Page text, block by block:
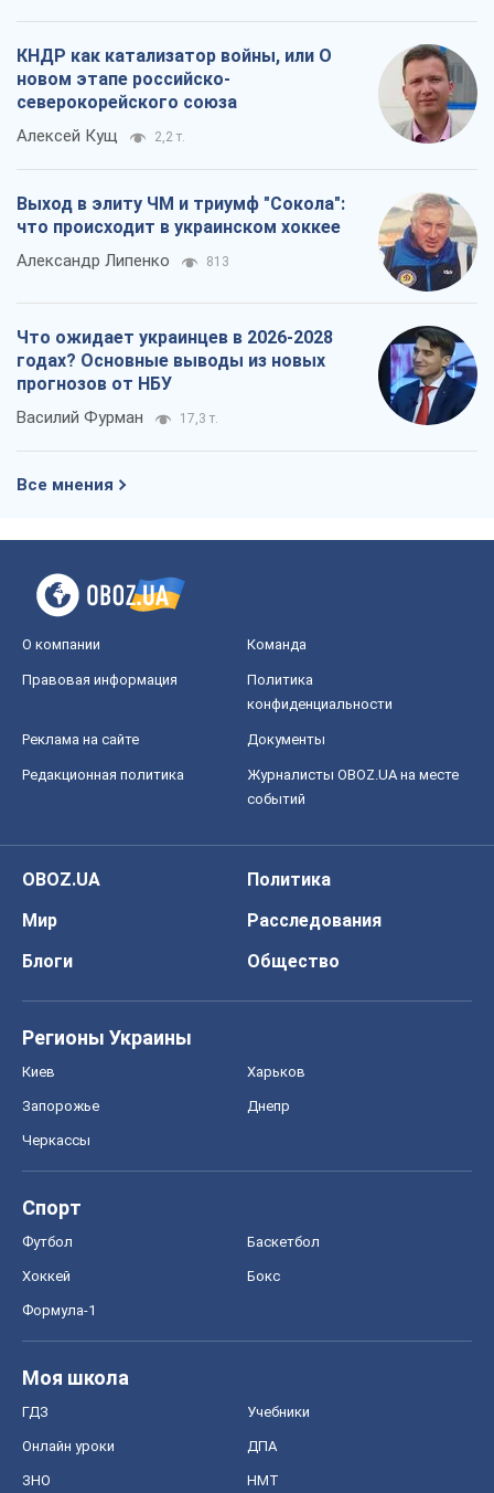
КНДР как катализатор войны, или О
новом этапе российско-
северокорейского союза
Алексей Кущ 2,2 т.
Выход в элиту ЧМ и триумф "Сокола":
что происходит в украинском хоккее
Александр Липенко 813
Что ожидает украинцев в 2026-2028
годах? Основные выводы из новых
прогнозов от НБУ
Василий Фурман 17,3 т.
Все мнения
О компании Команда
Правовая информация
Политика
конфиденциальности
Реклама на сайте Документы
Редакционная политика
Журналисты OBOZ.UA на месте
событий
OBOZ.UA
Политика
Мир
Расследования
Блоги
Общество
Регионы Украины
Киев Харьков
Запорожье Днепр
Черкассы
Спорт
Футбол Баскетбол
Хоккей Бокс
Формула-1
Моя школа
ГДЗ Учебники
Онлайн уроки ДПА
ЗНО НМТ